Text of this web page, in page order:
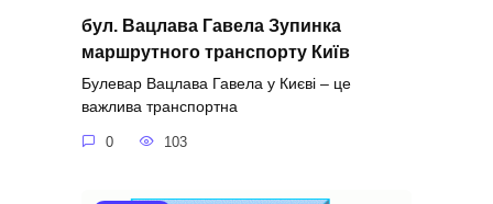
бул. Вацлава Гавела Зупинка
маршрутного транспорту Київ
Булевар Вацлава Гавела у Києві – це
важлива транспортна
0 103